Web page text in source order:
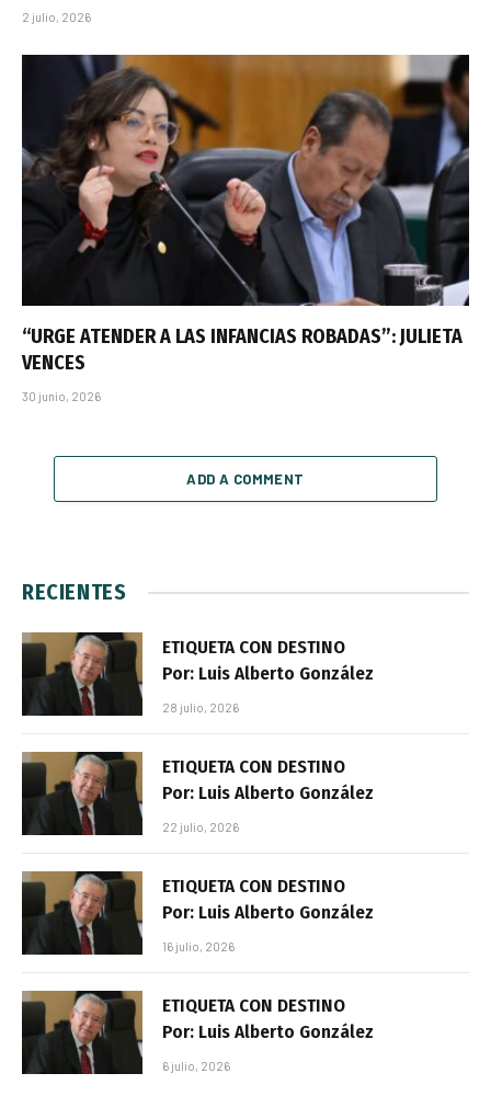
2 julio, 2026
“URGE ATENDER A LAS INFANCIAS ROBADAS”: JULIETA
VENCES
30 junio, 2026
ADD A COMMENT
RECIENTES
ETIQUETA CON DESTINO
Por: Luis Alberto González
28 julio, 2026
ETIQUETA CON DESTINO
Por: Luis Alberto González
22 julio, 2026
ETIQUETA CON DESTINO
Por: Luis Alberto González
16 julio, 2026
ETIQUETA CON DESTINO
Por: Luis Alberto González
6 julio, 2026